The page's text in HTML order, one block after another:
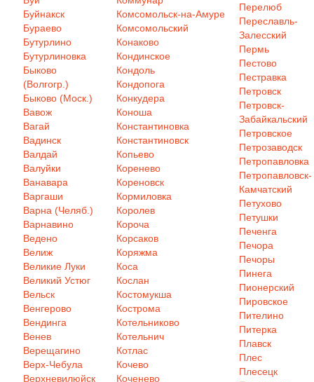
Буйнакск
Бураево
Бутурлино
Бутурлиновка
Быково
(Волгогр.)
Быково (Моск.)
Вавож
Вагай
Вадинск
Валдай
Валуйки
Ванавара
Варгаши
Варна (Челяб.)
Варнавино
Ведено
Велиж
Великие Луки
Великий Устюг
Вельск
Венгерово
Вендинга
Венев
Верещагино
Верх-Чебула
Верхневилюйск
Комсомольск-на-Амуре
Комсомольский
Конаково
Кондинское
Кондоль
Кондопога
Конкудера
Коноша
Константиновка
Константиновск
Копьево
Коренево
Кореновск
Кормиловка
Королев
Короча
Корсаков
Коряжма
Коса
Кослан
Костомукша
Кострома
Котельниково
Котельнич
Котлас
Кочево
Коченево
Перелюб
Переславль-
Залесский
Пермь
Пестово
Пестравка
Петровск
Петровск-
Забайкальский
Петровское
Петрозаводск
Петропавловка
Петропавловск-
Камчатский
Петухово
Петушки
Печенга
Печора
Печоры
Пинега
Пионерский
Пировское
Пителино
Питерка
Плавск
Плес
Плесецк